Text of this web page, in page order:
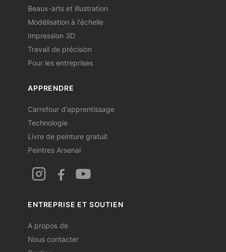
Beaux-arts et illustration
Modélisation à l'échelle
Impression 3D
Travail de précision
Pour les entreprises
APPRENDRE
Carrefour d'apprentissage
Technologie
Livre de peinture gratuit
Peintres Arsenal
ENTREPRISE ET SOUTIEN
A propos de
Nous contacter